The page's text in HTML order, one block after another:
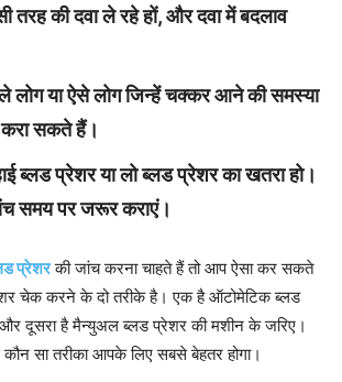
तरह की दवा ले रहे हों, और दवा में बदलाव
लोग या ऐसे लोग जिन्हें चक्कर आने की समस्या
सकते हैं।
ब्लड प्रेशर या लो ब्लड प्रेशर का खतरा हो।
समय पर जरूर कराएं।
प्रेशरकी जांच करना चाहते हैं तो आप ऐसा कर सकते
चेक करने के दो तरीके है। एक है ऑटोमेटिक ब्लड
दूसरा है मैन्युअल ब्लड प्रेशर की मशीन के जरिए।
सा तरीका आपके लिए सबसे बेहतर होगा।